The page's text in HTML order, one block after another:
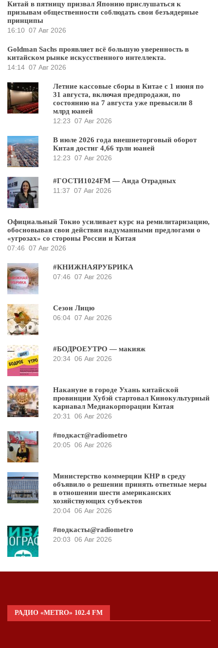
Китай в пятницу призвал Японию прислушаться к
призывам общественности соблюдать свои безъядерные
принципы
16:10 07 Авг 2026
Goldman Sachs проявляет всё большую уверенность в
китайском рынке искусственного интеллекта.
14:14 07 Авг 2026
Летние кассовые сборы в Китае с 1 июня по
31 августа, включая предпродажи, по
состоянию на 7 августа уже превысили 8
млрд юаней
12:23 07 Авг 2026
В июле 2026 года внешнеторговый оборот
Китая достиг 4,66 трлн юаней
12:23 07 Авг 2026
#ГОСТИ1024FM — Аида Отрадных
11:37 07 Авг 2026
Официальный Токио усиливает курс на ремилитаризацию,
обосновывая свои действия надуманными предлогами о
«угрозах» со стороны России и Китая
07:46 07 Авг 2026
#КНИЖНАЯРУБРИКА
07:46 07 Авг 2026
Сезон Лицю
06:04 07 Авг 2026
#БОДРОЕУТРО — макияж
20:34 06 Авг 2026
Накануне в городе Ухань китайской
провинции Хубэй стартовал Кинокультурный
карнавал Медиакорпорации Китая
20:31
06 Авг 2026
#подкаст@radiometro
20:05 06 Авг 2026
Министерство коммерции КНР в среду
объявило о решении принять ответные меры
в отношении шести американских
хозяйствующих субъектов
20:04 06 Авг 2026
#подкасты@radiometro
20:03 06 Авг 2026
РАДИО «METRO» 102.4 FM